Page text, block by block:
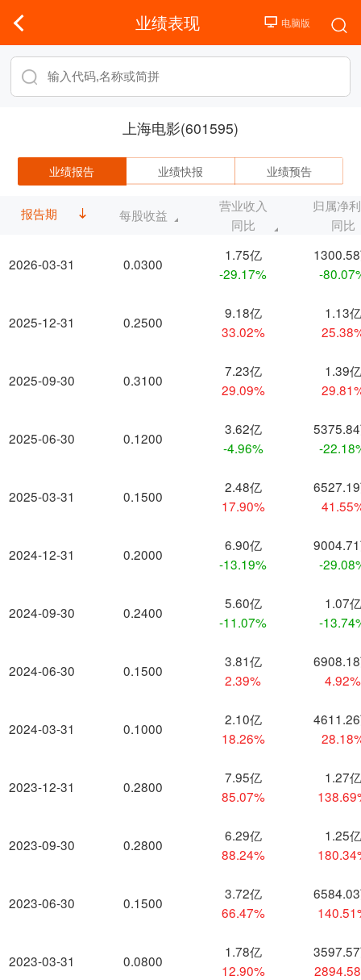
业绩表现
上海电影(601595)
业绩报告 业绩快报 业绩预告
报告期
2026-03-31
2025-12-31
2025-09-30
2025-06-30
2025-03-31
2024-12-31
2024-09-30
2024-06-30
2024-03-31
2023-12-31
2023-09-30
2023-06-30
2023-03-31
每股收益
营业收入
同比
归属净
同比
0.0300
1.75亿
-29.17%
-
0.2500
9.18亿
33.02%
1.13亿
0.3100
7.23亿
29.09%
1.39亿
0.1200
3.62亿
-4.96%
-
0.1500
2.48亿
17.90%
0.2000
6.90亿
-13.19%
-
0.2400
5.60亿
-11.07%
1.07亿
-
0.1500
3.81亿
2.39%
4.92%
0.1000
2.10亿
18.26%
0.2800
7.95亿
85.07%
1.27亿
0.2800
6.29亿
88.24%
1.25亿
0.1500
3.72亿
66.47%
0.0800
1.78亿
12.90%